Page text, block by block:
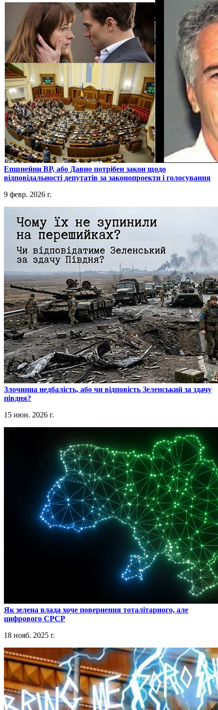
​Епшнейни ВР, або Давно потрібен закон щодо
відповідальності депутатів за законопроекти і голосування
9 февр. 2026 г.
​Злочинна недбалість, або чи відповість Зеленський за здачу
півдня?
15 июн. 2026 г.
​Як зелена влада хоче повернення тоталітарного, але
цифрового СРСР
18 нояб. 2025 г.